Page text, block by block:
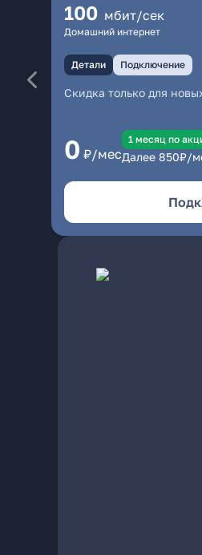
100 мбит/сек
Домашний интернет
Детали Подключение
Скидка только для
0 ₽/мес
1 месяц по
Далее 850₽/